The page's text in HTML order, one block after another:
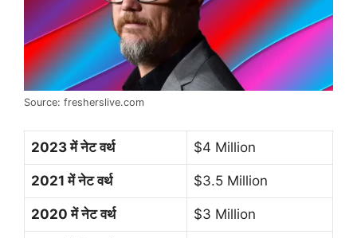
Source: fresherslive.com
2023 में नेट वर्थ $4 Million
2021 में नेट वर्थ $3.5 Million
2020 में नेट वर्थ $3 Million